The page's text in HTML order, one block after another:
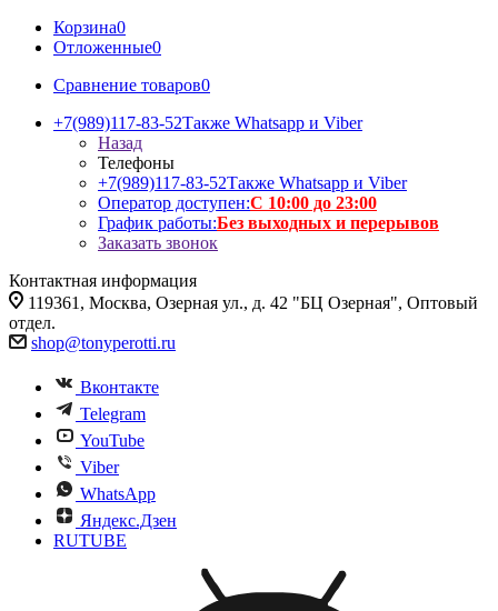
Корзина0
Отложенные0
Сравнение товаров0
+7(989)117-83-52Также Whatsapp и Viber
Назад
Телефоны
+7(989)117-83-52Также Whatsapp и Viber
Оператор доступен:С 10:00 до 23:00
График работы:Без выходных и перерывов
Заказать звонок
Контактная информация
119361, Москва, Озерная ул., д. 42 "БЦ Озерная", Оптовый
отдел.
shop@tonyperotti.ru
Вконтакте
Telegram
YouTube
Viber
WhatsApp
Яндекс.Дзен
RUTUBE